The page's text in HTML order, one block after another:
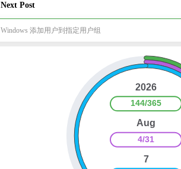
Next Post
Windows 添加用户到指定用户组